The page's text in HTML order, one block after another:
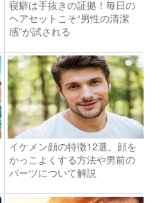
寝癖は手抜きの証拠！毎日の
ヘアセットこそ“男性の清潔
感”が試される
イケメン顔の特徴12選。顔を
かっこよくする方法や男前の
パーツについて解説